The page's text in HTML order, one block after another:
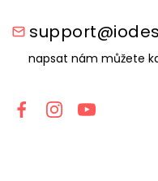
napsat nám můžete